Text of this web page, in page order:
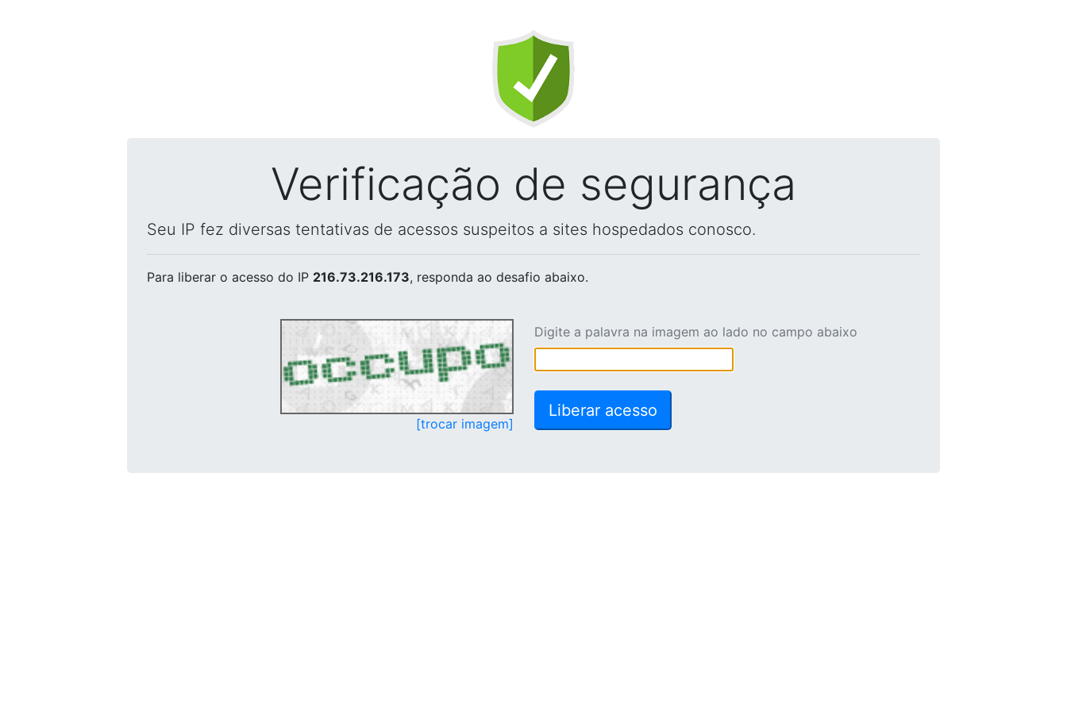
Verificação de segurança
Seu IP fez diversas tentativas de acessos suspeitos a sites hospedados conosco.
Para liberar o acesso do IP 216.73.216.173, responda ao desafio abaixo.
[trocar imagem]
Digite a palavra na imagem ao lado no campo abaixo